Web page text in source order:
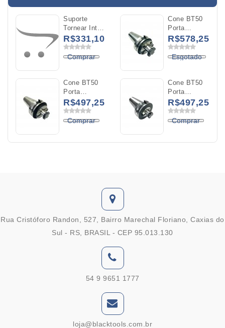
Suporte
Tornear Int
A16R
MWLNL 06
C/Refrigeracao
R$331,10
Comprar
Cone BT50
Porta
Cabeçote
40MM
L50MM
R$578,25
Esgotado
Cone BT50
Porta
Cabeçote
32MM
L50MM
R$497,25
Comprar
Cone BT50
Porta
Cabeçote
27MM
L40MM
R$497,25
Comprar
Rua Cristóforo Randon, 527, Bairro Marechal Floriano, Caxias do
Sul - RS, BRASIL - CEP 95.013.130
54 9 9651 1777
loja@blacktools.com.br